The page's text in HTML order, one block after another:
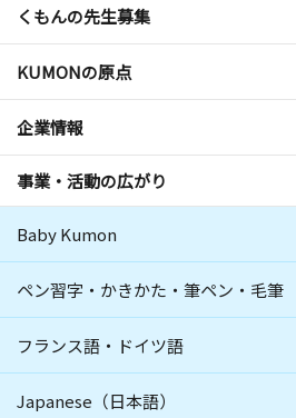
くもんの先生募集
KUMONの原点
企業情報
事業・活動の広がり
Baby Kumon
ペン習字・かきかた・筆ペン・毛筆
フランス語・ドイツ語
Japanese（日本語）